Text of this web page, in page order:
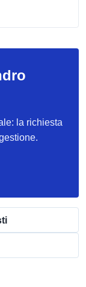
la richiesta